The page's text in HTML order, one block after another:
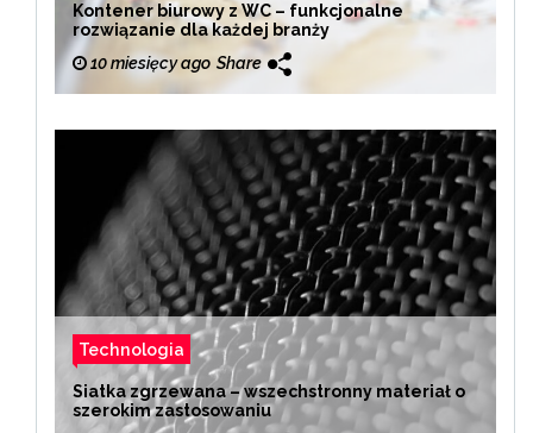
Kontener biurowy z WC – funkcjonalne
rozwiązanie dla każdej branży
10 miesięcy ago Share
Technologia
Siatka zgrzewana – wszechstronny materiał o
szerokim zastosowaniu